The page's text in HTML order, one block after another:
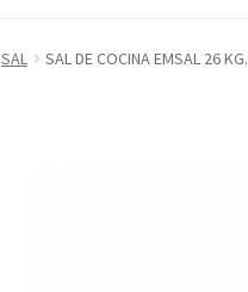
SAL SAL DE COCINA EMSAL 26 KG.